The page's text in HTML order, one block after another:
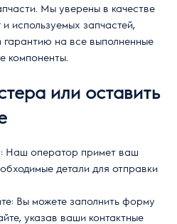
Мы уверены в качестве
используемых запчастей,
гарантию на все выполненные
компоненты.
или оставить
Наш оператор примет ваш
детали для отправки
Вы можете заполнить форму
указав ваши контактные